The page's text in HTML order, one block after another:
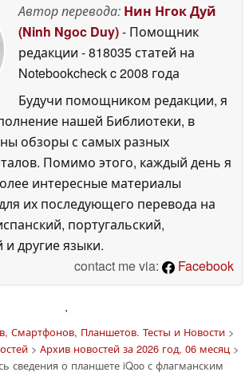
Автор перевода: Нин Нгок Дуй
(Ninh Ngoc Duy)- Помощник
редакции - 818035 статей на
Notebookcheckc 2008 года
Будучи помощником редакции, я
нашей Библиотеки, в
обзоры с самых разных
Помимо этого, каждый день я
интересные материалы
их последующего перевода на
португальский,
другие языки.
contact me via:
Facebook
'
Смартфонов, Планшетов. Тесты и Новости>
> Архив новостей за 2026 год, 06 месяц>
сведения о планшете iQoo с флагманским